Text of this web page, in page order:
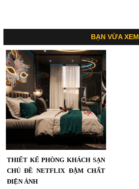
BẠN VỪA XEM
THIẾT KẾ PHÒNG KHÁCH SẠN
CHỦ ĐỀ NETFLIX ĐẬM CHẤT
ĐIỆN ẢNH